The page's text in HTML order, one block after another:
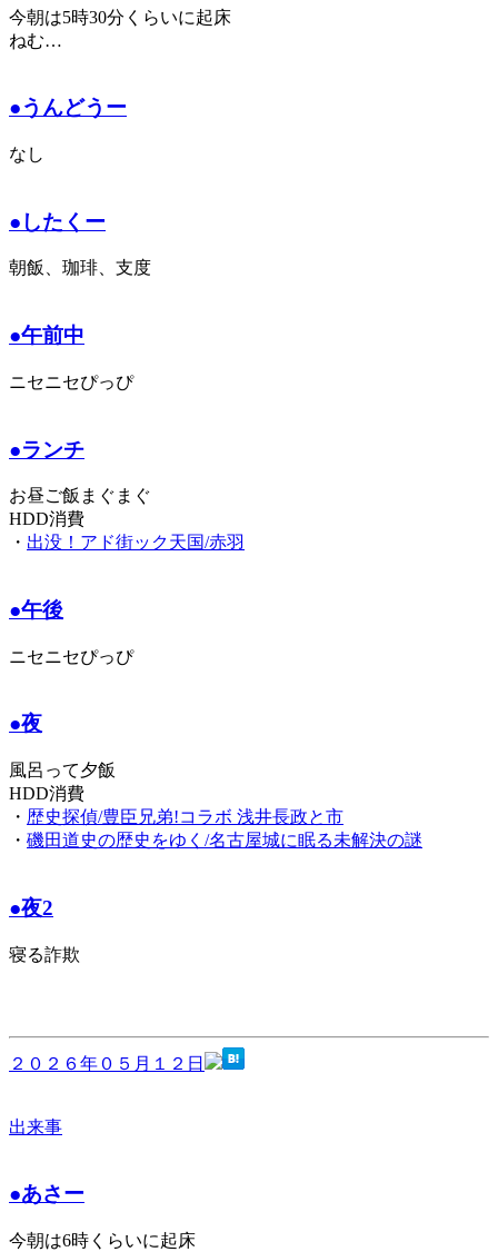
今朝は5時30分くらいに起床
ねむ…
●うんどうー
なし
●したくー
朝飯、珈琲、支度
●午前中
ニセニセぴっぴ
●ランチ
お昼ご飯まぐまぐ
HDD消費
・ 出没！アド街ック天国/赤羽
●午後
ニセニセぴっぴ
●夜
風呂って夕飯
HDD消費
・ 歴史探偵/豊臣兄弟!コラボ 浅井長政と市
・ 磯田道史の歴史をゆく/名古屋城に眠る未解決の謎
●夜2
寝る詐欺
２０２６年０５月１２日
出来事
●あさー
今朝は6時くらいに起床